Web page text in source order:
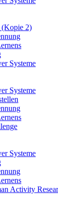
(Kopie 2)
Systeme
Systeme
Systeme
Activity